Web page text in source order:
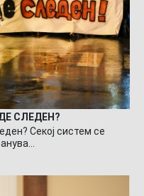
СЛЕДЕН?
Секој систем се